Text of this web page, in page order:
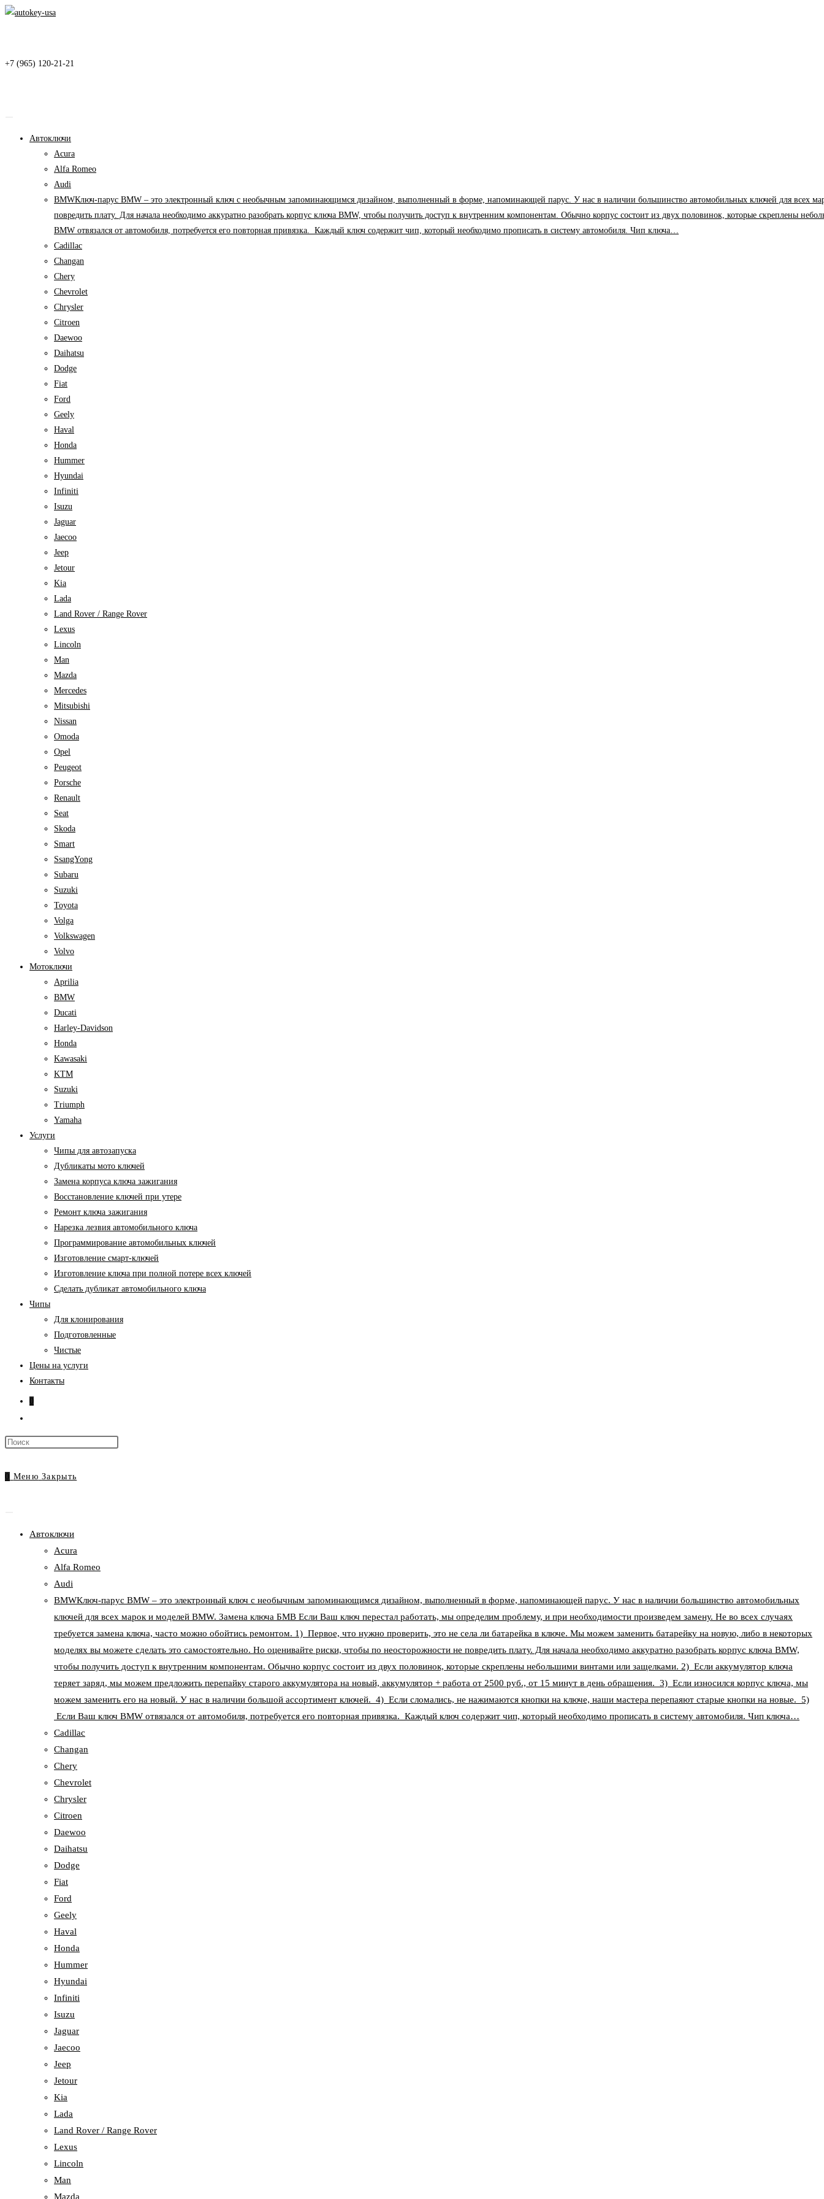
Перейти
+7 (965) 120-21-21
Автоключи
Acura
Alfa Romeo
Audi
BMWКлюч-парус BMW – это электронный ключ с необычным запоминающимся дизайном, выполненный в форме, напоминающей парус. У нас в наличии большинство автомобильных ключей для всех
повредить плату. Для начала необходимо аккуратно разобрать корпус ключа BMW, чтобы получить доступ к внутренним компонентам. Обычно корпус состоит из двух половинок, которые
BMW отвязался от автомобиля, потребуется его повторная привязка. Каждый ключ содержит чип, который необходимо прописать в систему автомобиля. Чип ключа…
Cadillac
Changan
Chery
Chevrolet
Chrysler
Citroen
Daewoo
Daihatsu
Dodge
Fiat
Ford
Geely
Haval
Honda
Hummer
Hyundai
Infiniti
Isuzu
Jaguar
Jaecoo
Jeep
Jetour
Kia
Lada
Land Rover / Range Rover
Lexus
Lincoln
Man
Mazda
Mercedes
Mitsubishi
Nissan
Omoda
Opel
Peugeot
Porsche
Renault
Seat
Skoda
Smart
SsangYong
Subaru
Suzuki
Toyota
Volga
Volkswagen
Volvo
Мотоключи
Aprilia
BMW
Ducati
Harley-Davidson
Honda
Kawasaki
KTM
Suzuki
Triumph
Yamaha
Услуги
Чипы для автозапуска
Дубликаты мото ключей
Замена корпуса ключа зажигания
Восстановление ключей при утере
Ремонт ключа зажигания
Нарезка лезвия автомобильного ключа
Программирование автомобильных ключей
Изготовление смарт-ключей
Изготовление ключа при полной потере всех ключей
Cделать дубликат автомобильного ключа
Чипы
Для клонирования
Подготовленные
Чистые
Цены на услуги
Контакты
0
по
сайту
0 Меню Закрыть
Автоключи
Acura
Alfa Romeo
Audi
BMWКлюч-парус BMW – это электронный ключ с необычным запоминающимся дизайном, выполненный в форме, напоминающей парус. У нас в наличии большинство автомобильных
ключей для всех марок и моделей BMW. Замена ключа БМВ Если Ваш ключ перестал работать, мы определим проблему, и при необходимости произведем замену. Не во всех случаях
требуется замена ключа, часто можно обойтись ремонтом. 1) Первое, что нужно проверить, это не села ли батарейка в ключе. Мы можем заменить батарейку на новую, либо в некоторых
моделях вы можете сделать это самостоятельно. Но оценивайте риски, чтобы по неосторожности не повредить плату. Для начала необходимо аккуратно разобрать корпус ключа BMW,
чтобы получить доступ к внутренним компонентам. Обычно корпус состоит из двух половинок, которые скреплены небольшими винтами или защелками. 2) Если аккумулятор ключа
теряет заряд, мы можем предложить перепайку старого аккумулятора на новый, аккумулятор + работа от 2500 руб., от 15 минут в день обращения. 3) Если износился корпус ключа, мы
можем заменить его на новый. У нас в наличии большой ассортимент ключей. 4) Если сломались, не нажимаются кнопки на ключе, наши мастера перепаяют старые кнопки на новые. 5)
Если Ваш ключ BMW отвязался от автомобиля, потребуется его повторная привязка. Каждый ключ содержит чип, который необходимо прописать в систему автомобиля. Чип ключа…
Cadillac
Changan
Chery
Chevrolet
Chrysler
Citroen
Daewoo
Daihatsu
Dodge
Fiat
Ford
Geely
Haval
Honda
Hummer
Hyundai
Infiniti
Isuzu
Jaguar
Jaecoo
Jeep
Jetour
Kia
Lada
Land Rover / Range Rover
Lexus
Lincoln
Man
Mazda